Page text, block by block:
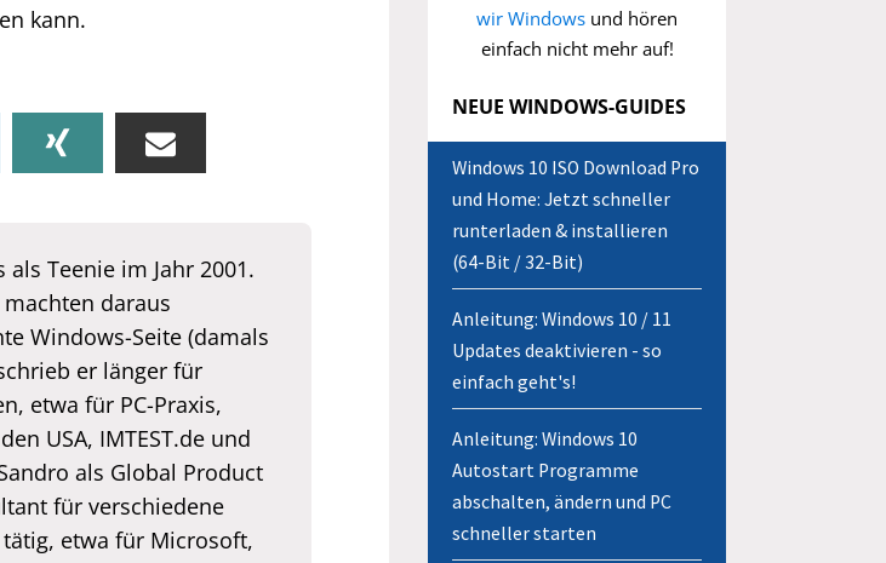
kann.
Teenie im Jahr 2001.
daraus
Windows-Seite (damals
er länger für
etwa für PC-Praxis,
USA, IMTEST.de und
als Global Product
für verschiedene
etwa für Microsoft,
wir Windows und hören
einfach nicht mehr auf!
NEUE WINDOWS-GUIDES
Windows 10 ISO Download Pro
und Home: Jetzt schneller
runterladen & installieren
(64-Bit / 32-Bit)
Anleitung: Windows 10 / 11
Updates deaktivieren - so
einfach geht's!
Anleitung: Windows 10
Autostart Programme
abschalten, ändern und PC
schneller starten